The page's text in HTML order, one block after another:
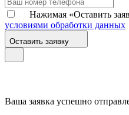
Нажимая «Оставить
условиями обработки данных
Оставить заявку
Ваша заявка успешно